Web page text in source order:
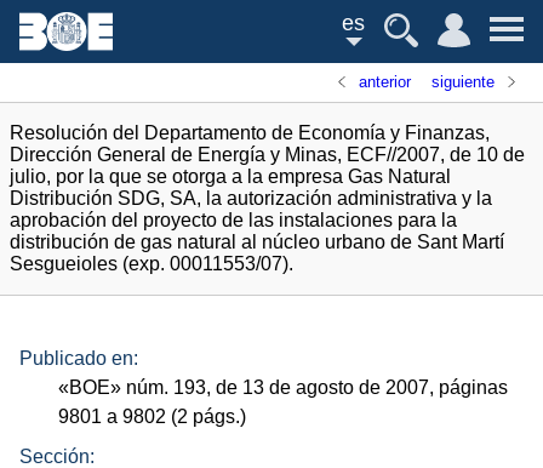
es
anterior siguiente
Resolución del Departamento de Economía y Finanzas,
Dirección General de Energía y Minas, ECF//2007, de 10 de
julio, por la que se otorga a la empresa Gas Natural
Distribución SDG, SA, la autorización administrativa y la
aprobación del proyecto de las instalaciones para la
distribución de gas natural al núcleo urbano de Sant Martí
Sesgueioles (exp. 00011553/07).
Publicado en:
«BOE» núm. 193, de 13 de agosto de 2007, páginas
9801 a 9802 (2 págs.)
Sección: